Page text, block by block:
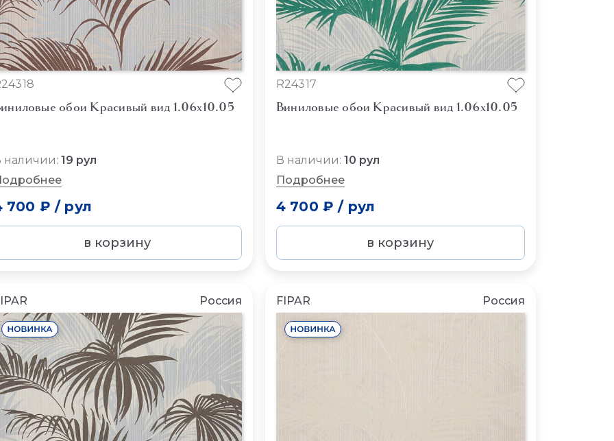
обои Красивый вид 1.06x10.05
наличии: 19 рул
700 ₽ / рул
в корзину
R24317
Виниловые обои Красивый вид 1.06x10.05
В наличии: 10 рул
Подробнее
4 700 ₽ / рул
в корзину
Россия FIPAR Россия